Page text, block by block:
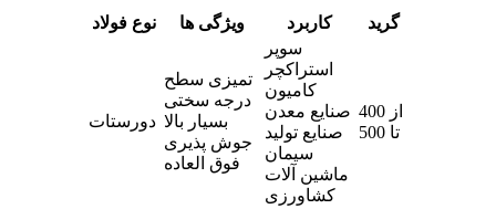
نوع فولاد ویژگی ها کاربرد گرید
دورستات
تمیزی سطح
درجه سختی
بسیار بالا
جوش پذیری
فوق العاده
سوپر
استراکچر
کامیون
صنایع معدن
صنایع تولید
سیمان
ماشین آلات
کشاورزی
از 400
تا 500